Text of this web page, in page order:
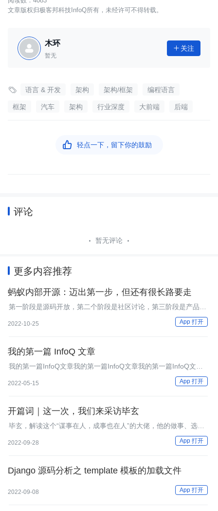
文章版权归极客邦科技InfoQ所有，未经许可不得转载。
木环
暂无
 关注
 语言 & 开发 架构 架构/框架 编程语言
框架 汽车 架构 行业深度 大前端 后端
 轻点一下，留下你的鼓励
评论
暂无评论
更多内容推荐
蚂蚁内部开源：迈出第一步，但还有很长路要走
第一阶段是源码开放，第二个阶段是社区讨论，第三阶段是产品视
角。内源很容易卡在第二步，因为第二步有很核心的点，是要有足
够的人参与进来。
2022-10-25 App 打开
我的第一篇 InfoQ 文章
我的第一篇InfoQ文章我的第一篇InfoQ文章我的第一篇InfoQ文章
我的第一篇InfoQ文章我的第一篇InfoQ文章我的第一篇InfoQ文章
2022-05-15 App 打开
开篇词｜这一次，我们来采访毕玄
毕玄，解读这个“谋事在人，成事也在人”的大佬，他的做事、选
2022-09-28 App 打开
Django 源码分析之 template 模板的加载文件
2022-09-08 App 打开